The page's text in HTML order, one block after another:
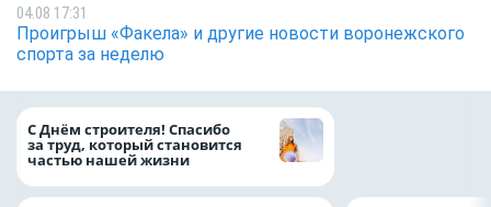
04.08 17:31
Проигрыш «Факела» и другие новости воронежского
спорта за неделю
С Днём строителя! Спасибо
за труд, который становится
частью нашей жизни